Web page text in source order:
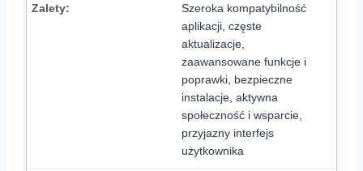
Szeroka kompatybilność
aplikacji, częste
aktualizacje,
zaawansowane funkcje i
poprawki, bezpieczne
instalacje, aktywna
społeczność i wsparcie,
przyjazny interfejs
użytkownika